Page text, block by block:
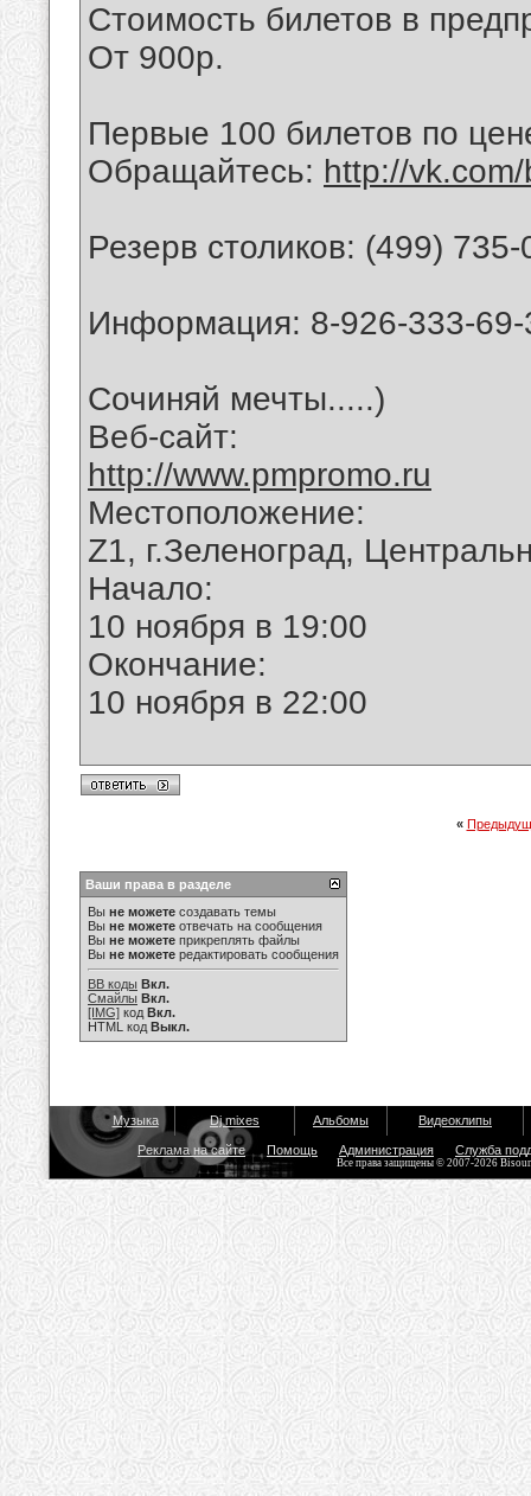
Стоимость билетов в
От 900р.
Первые 100 билетов по
Обращайтесь: http://
Резерв столиков: (499)
Информация: 8-926-333-69-
Сочиняй мечты.....)
Веб-сайт:
http://www.pmpromo.ru
Местоположение:
Z1, г.Зеленоград,
Начало:
10 ноября в 19:00
Окончание:
10 ноября в 22:00
«
Ваши права в разделе
Вы не можете создавать темы
Вы не можете отвечать на сообщения
Вы не можете прикреплять файлы
Вы не можете редактировать сообщения
BB коды Вкл.
Смайлы Вкл.
[IMG] код Вкл.
HTML код Выкл.
Музыка Dj mixes Альбомы Видеоклипы
Реклама на сайте Помощь Администрация Служба
Все права защищены © 2007-2026